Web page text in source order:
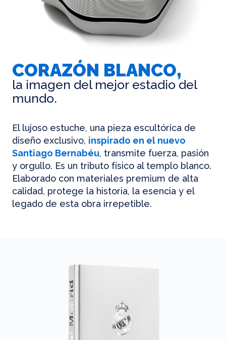
CORAZÓN BLANCO,
la imagen del mejor estadio del
mundo.
El lujoso estuche, una pieza escultórica de
diseño exclusivo, inspirado en el nuevo
Santiago Bernabéu, transmite fuerza, pasión
y orgullo. Es un tributo físico al templo blanco.
Elaborado con materiales premium de alta
calidad, protege la historia, la esencia y el
legado de esta obra irrepetible.